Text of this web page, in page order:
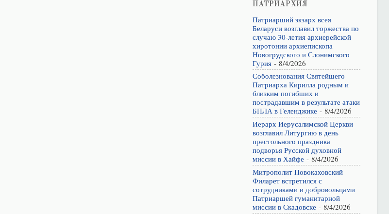
ПАТРИАРХИЯ
Патриарший экзарх всея
Беларуси возглавил торжества по
случаю 30-летия архиерейской
хиротонии архиепископа
Новогрудского и Слонимского
Гурия- 8/4/2026
Соболезнования Святейшего
Патриарха Кирилла родным и
близким погибших и
пострадавшим в результате атаки
БПЛА в Геленджике - 8/4/2026
Иерарх Иерусалимской Церкви
возглавил Литургию в день
престольного праздника
подворья Русской духовной
миссии в Хайфе - 8/4/2026
Митрополит Новокаховский
Филарет встретился с
сотрудниками и добровольцами
Патриаршей гуманитарной
миссии в Скадовске - 8/4/2026